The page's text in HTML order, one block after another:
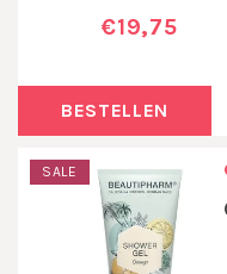
€19,75
BESTELLEN
SALE